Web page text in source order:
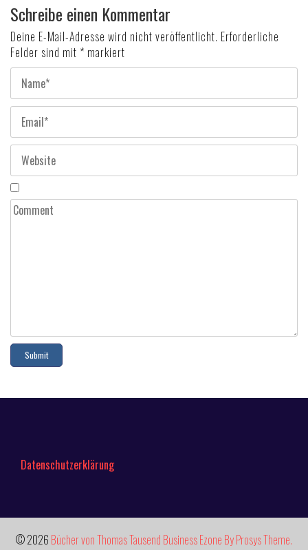
Schreibe einen Kommentar
Deine E-Mail-Adresse wird nicht veröffentlicht. Erforderliche
Felder sind mit * markiert
Datenschutzerklärung
© 2026 Bücher von Thomas Tausend Business Ezone By Prosys Theme.